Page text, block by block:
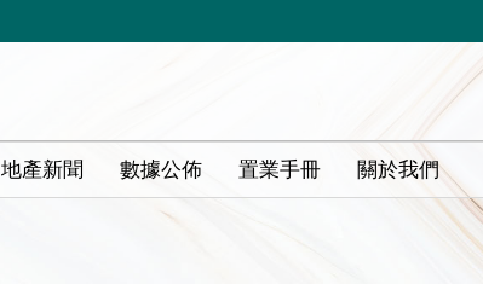
地產新聞 數據公佈 置業手冊 關於我們